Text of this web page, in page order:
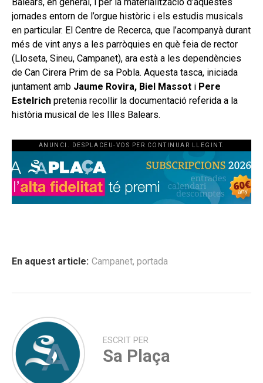
jornades entorn de l’orgue històric i els estudis musicals
en particular. El Centre de Recerca, que l’acompanyà durant
més de vint anys a les parròquies en què feia de rector
(Lloseta, Sineu, Campanet), ara està a les dependències
de Can Cirera Prim de sa Pobla. Aquesta tasca, iniciada
juntament amb Jaume Rovira, Biel Massot i Pere
Estelrich pretenia recollir la documentació referida a la
història musical de les Illes Balears.
ANUNCI. DESPLACEU-VOS PER CONTINUAR LLEGINT.
En aquest article: Campanet, portada
ESCRIT PER
Sa Plaça